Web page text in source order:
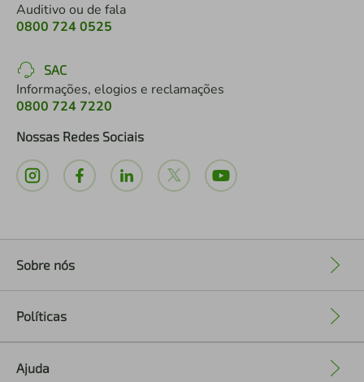
Auditivo ou de fala
0800 724 0525
SAC
Informações, elogios e reclamações
0800 724 7220
Nossas Redes Sociais
Sobre nós
Políticas
Ajuda